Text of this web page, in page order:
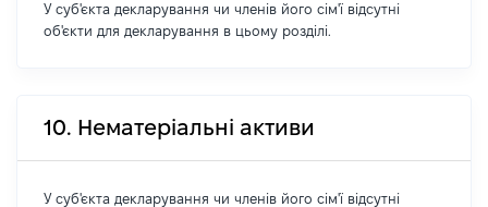
У суб'єкта декларування чи членів його сім'ї відсутні
об'єкти для декларування в цьому розділі.
10. Нематеріальні активи
У суб'єкта декларування чи членів його сім'ї відсутні